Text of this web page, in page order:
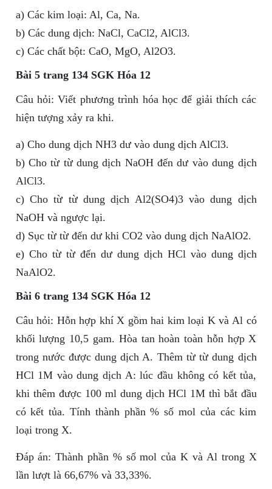
a) Các kim loại: Al, Ca, Na.
b) Các dung dịch: NaCl, CaCl2, AlCl3.
c) Các chất bột: CaO, MgO, Al2O3.
Bài 5 trang 134 SGK Hóa 12
Câu hỏi: Viết phương trình hóa học để giải thích các
hiện tượng xảy ra khi.
a) Cho dung dịch NH3 dư vào dung dịch AlCl3.
b) Cho từ từ dung dịch NaOH đến dư vào dung dịch
AlCl3.
c) Cho từ từ dung dịch Al2(SO4)3 vào dung dịch
NaOH và ngược lại.
d) Sục từ từ đến dư khi CO2 vào dung dịch NaAlO2.
e) Cho từ từ đến dư dung dịch HCl vào dung dịch
NaAlO2.
Bài 6 trang 134 SGK Hóa 12
Câu hỏi: Hỗn hợp khí X gồm hai kim loại K và Al có
khối lượng 10,5 gam. Hòa tan hoàn toàn hỗn hợp X
trong nước được dung dịch A. Thêm từ từ dung dịch
HCl 1M vào dung dịch A: lúc đầu không có kết tủa,
khi thêm được 100 ml dung dịch HCl 1M thì bắt đầu
có kết tủa. Tính thành phần % số mol của các kim
loại trong X.
Đáp án: Thành phần % số mol của K và Al trong X
lần lượt là 66,67% và 33,33%.